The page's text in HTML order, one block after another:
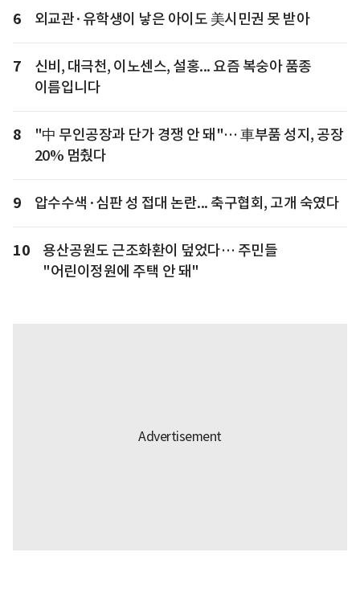
6 외교관·유학생이 낳은 아이도 美시민권 못 받아
7
신비, 대극천, 이노센스, 설홍... 요즘 복숭아 품종
이름입니다
8
"中 무인공장과 단가 경쟁 안 돼"… 車부품 성지, 공장
20% 멈췄다
9 압수수색·심판 성 접대 논란... 축구협회, 고개 숙였다
10
용산공원도 근조화환이 덮었다… 주민들
"어린이정원에 주택 안 돼"